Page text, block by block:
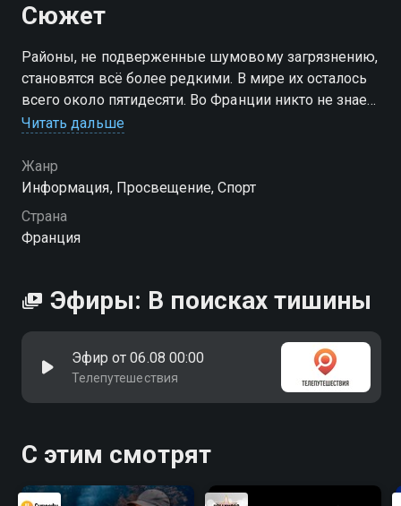
Сюжет
Районы, не подверженные шумовому загрязнению,
становятся всё более редкими. В мире их осталось
всего около пятидесяти. Во Франции никто не знает,
остался ли хоть один
Читать дальше
Жанр
Информация, Просвещение, Спорт
Страна
Франция
Эфиры: В поисках тишины
Эфир от 06.08 00:00
Телепутешествия
С этим смотрят